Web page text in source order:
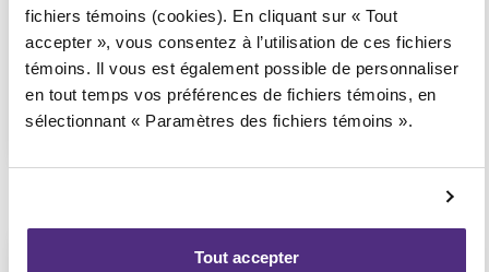
fichiers témoins (cookies). En cliquant sur « Tout
accepter », vous consentez à l’utilisation de ces fichiers
témoins. Il vous est également possible de personnaliser
en tout temps vos préférences de fichiers témoins, en
sélectionnant « Paramètres des fichiers témoins ».
Tout accepter
24, 6e avenue Ouest,
La Sarre
1 855 724-2268
Val-d’Or